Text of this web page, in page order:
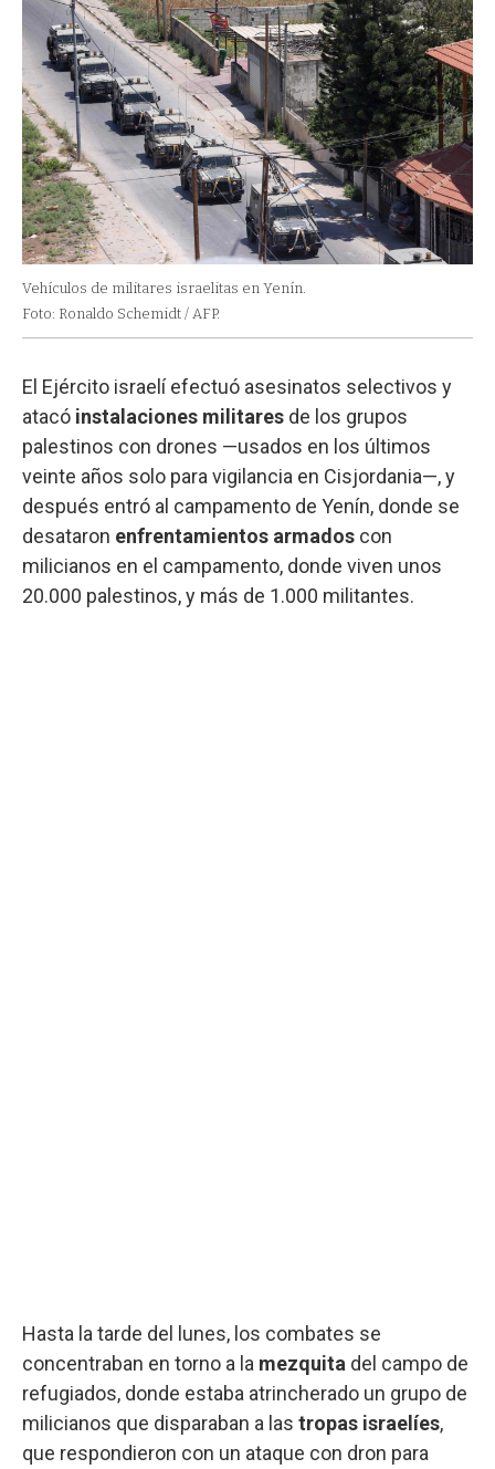
Vehículos de militares israelitas en Yenín.
Foto: Ronaldo Schemidt / AFP.
El Ejército israelí efectuó asesinatos selectivos y
atacó instalaciones militares de los grupos
palestinos con drones —usados en los últimos
veinte años solo para vigilancia en Cisjordania—, y
después entró al campamento de Yenín, donde se
desataron enfrentamientos armados con
milicianos en el campamento, donde viven unos
20.000 palestinos, y más de 1.000 militantes.
Hasta la tarde del lunes, los combates se
concentraban en torno a la mezquita del campo de
refugiados, donde estaba atrincherado un grupo de
milicianos que disparaban a las tropas israelíes,
que respondieron con un ataque con dron para